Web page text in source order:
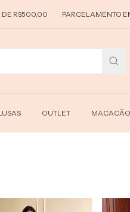
PARCELAMENTO EM ATÉ
OUTLET MACACÃO